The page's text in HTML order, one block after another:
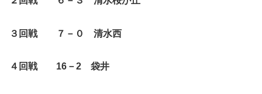
３回戦 ７－０ 清水西
４回戦 16－2 袋井